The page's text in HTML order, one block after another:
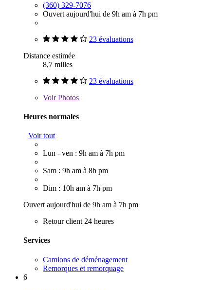
(360) 329-7076
Ouvert aujourd'hui de 9h am à 7h pm
23 évaluations
Distance estimée
8,7 milles
23 évaluations
VoirPhotos
Heures normales
Voir tout
Lun - ven : 9h am à 7h pm
Sam : 9h am à 8h pm
Dim : 10h am à 7h pm
Ouvert aujourd'hui de 9h am à 7h pm
Retour client 24 heures
Services
Camions de déménagement
Remorques et remorquage
6